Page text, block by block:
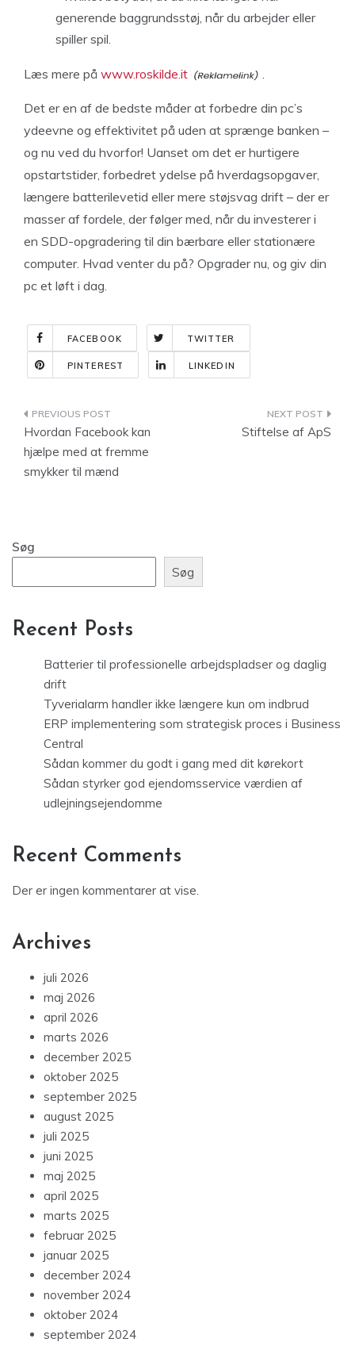
generende baggrundsstøj, når du arbejder eller
spiller spil.
Læs mere på www.roskilde.it .
Det er en af de bedste måder at forbedre din pc’s
ydeevne og effektivitet på uden at sprænge banken –
og nu ved du hvorfor! Uanset om det er hurtigere
opstartstider, forbedret ydelse på hverdagsopgaver,
længere batterilevetid eller mere støjsvag drift – der er
masser af fordele, der følger med, når du investerer i
en SDD-opgradering til din bærbare eller stationære
computer. Hvad venter du på? Opgrader nu, og giv din
pc et løft i dag.
FACEBOOK TWITTER
PINTEREST LINKEDIN
Indlægsnavigation
Hvordan Facebook kan
hjælpe med at fremme
smykker til mænd
Stiftelse af ApS
Søg
Søg
Recent Posts
Batterier til professionelle arbejdspladser og daglig
drift
Tyverialarm handler ikke længere kun om indbrud
ERP implementering som strategisk proces i Business
Central
Sådan kommer du godt i gang med dit kørekort
Sådan styrker god ejendomsservice værdien af
udlejningsejendomme
Recent Comments
Der er ingen kommentarer at vise.
Archives
juli 2026
maj 2026
april 2026
marts 2026
december 2025
oktober 2025
september 2025
august 2025
juli 2025
juni 2025
maj 2025
april 2025
marts 2025
februar 2025
januar 2025
december 2024
november 2024
oktober 2024
september 2024